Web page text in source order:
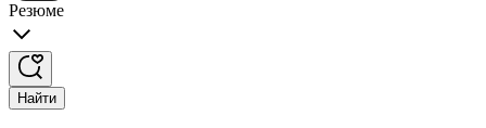
Резюме
Найти